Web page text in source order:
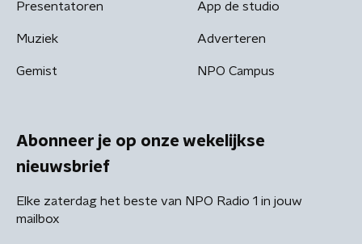
Presentatoren
Muziek
Gemist
App de studio
Adverteren
NPO Campus
Abonneer je op onze wekelijkse
nieuwsbrief
Elke zaterdag het beste van NPO Radio 1 in jouw
mailbox